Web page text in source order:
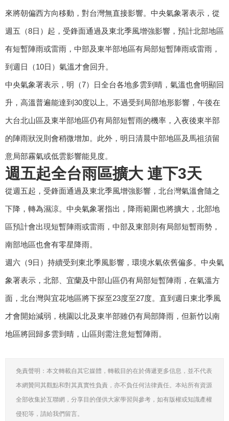
來將朝偏西方向移動，對台灣無直接影響。中央氣象署表示，從
週五（8日）起，受鋒面通過及東北季風增強影響，預計北部地區
有短暫陣雨或雷雨，中部及東半部地區有局部短暫陣雨或雷雨，
到週日（10日）氣溫才會回升。
中央氣象署表示，明（7）日全台各地多雲到晴，氣溫也會明顯回
升，高溫普遍能達到30度以上。不過受到局部地形影響，午後在
大台北山區及東半部地區仍有局部短暫雨的機率，入夜後東半部
的陣雨狀況則會稍微增加。此外，明日清晨中部地區及馬祖須留
意局部霧氣或低雲影響能見度。
週五起全台雨區擴大 連下3天
從週五起，受鋒面通過及東北季風增強影響，北台灣氣溫會隨之
下降，轉為濕涼。中央氣象署指出，降雨範圍也將擴大，北部地
區預計會出現短暫陣雨或雷雨，中部及東部則有局部短暫雨勢，
南部地區也會有零星降雨。
週六（9日）持續受到東北季風影響，環境水氣依舊偏多。中央氣
象署表示，北部、宜蘭及中部山區仍有局部短暫陣雨，在氣溫方
面，北台灣與宜花地區將下探至23度至27度。直到週日東北季風
才會開始減弱，桃園以北及東半部雖仍有局部降雨，但新竹以南
地區將回歸多雲到晴，山區則需注意短暫陣雨。
免責聲明：本文轉載自其它媒體，轉載目的在於傳遞更多信息，並不代表
本網贊同其觀點和對其真實性負責，亦不負任何法律責任。本站所有資源
全部收集於互聯網，分享目的僅供大家學習與參考，如有版權或知識產權
侵犯等，請給我們留言。